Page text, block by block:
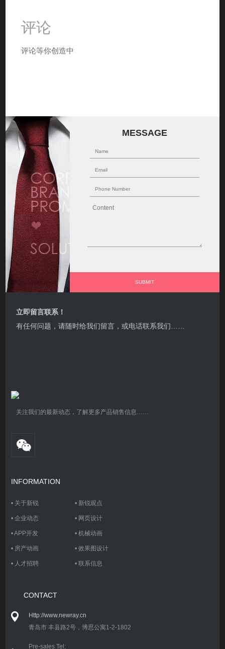
评论
评论等你创造中
MESSAGE
立即留言联系！
有任何问题，请随时给我们留言，或电话联系我们……
关注我们的最新动态，了解更多产品销售信息……
INFORMATION
• 关于新锐 • 新锐观点
• 企业动态 • 网页设计
•APP开发 •机械动画
• 房产动画 •效果图设计
• 人才招聘 •联系信息
CONTACT
Http://www.newray.cn
青岛市 丰县路2号，博思公寓1-2-1802
Pre-sales Tel: